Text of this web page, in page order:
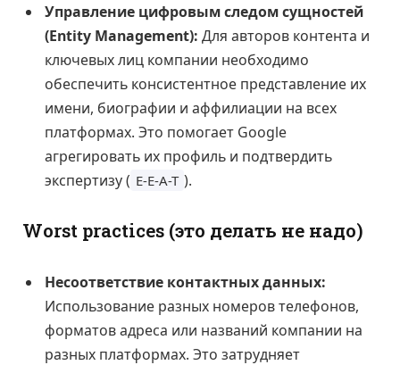
Управление цифровым следом сущностей
(Entity Management): Для авторов контента и
ключевых лиц компании необходимо
обеспечить консистентное представление их
имени, биографии и аффилиации на всех
платформах. Это помогает Google
агрегировать их профиль и подтвердить
экспертизу ( E-E-A-T ).
Worst practices (это делать не надо)
Несоответствие контактных данных:
Использование разных номеров телефонов,
форматов адреса или названий компании на
разных платформах. Это затрудняет